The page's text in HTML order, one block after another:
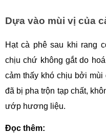
Dựa vào mùi vị của
Hạt cà phê sau khi rang
chịu chứ không gắt do
cảm thấy khó chịu bởi
đã bị pha trộn tạp chất,
ướp hương liệu.
Đọc thêm: